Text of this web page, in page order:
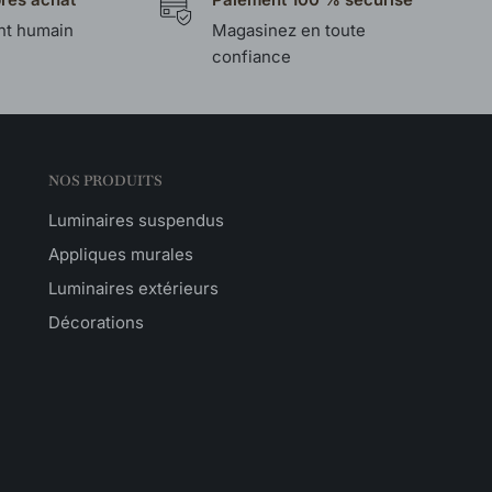
humain
Magasinez en toute
confiance
NOS PRODUITS
Luminaires suspendus
Appliques murales
Luminaires extérieurs
Décorations